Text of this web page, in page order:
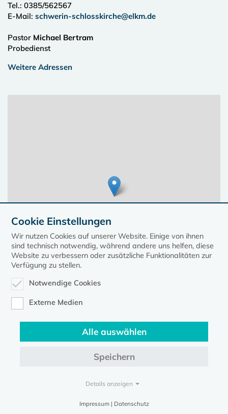
Tel.: 0385/562567
E-Mail: schwerin-schlosskirche@elkm.de
Pastor Michael Bertram
Probedienst
Weitere Adressen
Diese Seite gehört zum Portalkirche-mv.de
Evangelische Kirche in Mecklenburg-Vorpommern © 2026
Cookie Einstellungen
Wir nutzen Cookies auf unserer Website. Einige von ihnen
sind technisch notwendig, während andere uns helfen, diese
Website zu verbessern oder zusätzliche Funktionalitäten zur
Verfügung zu stellen.
Notwendige Cookies
Externe Medien
Alle auswählen
Speichern
Details anzeigen
Impressum | Datenschutz